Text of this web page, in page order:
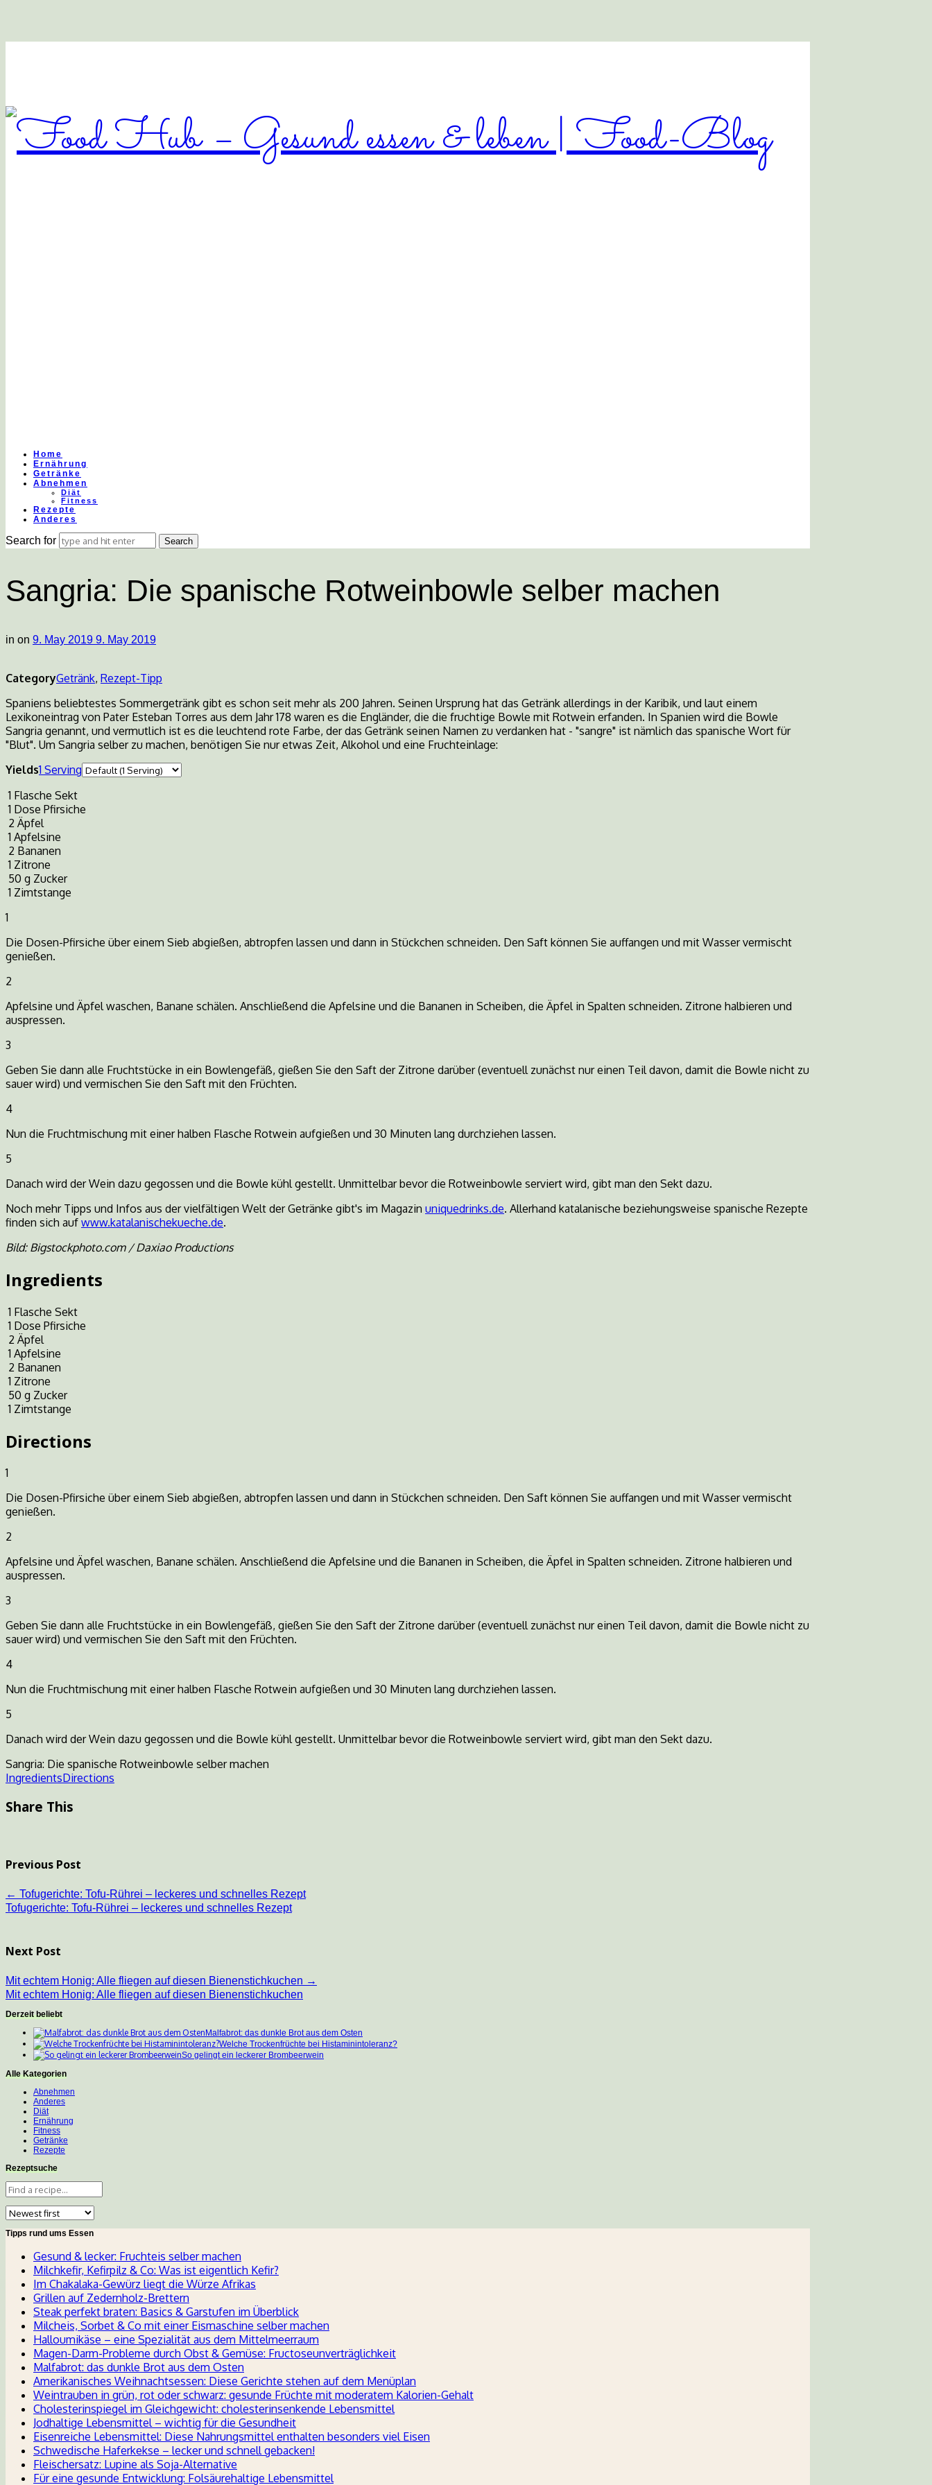
Food
&
leben
|
Food-
Blog
Home
Ernährung
Getränke
Abnehmen
Diät
Fitness
Rezepte
Anderes
Search for
Sangria: Die spanische Rotweinbowle selber machen
in on 9. May 2019 9. May 2019
CategoryGetränk, Rezept-Tipp
Spaniens beliebtestes Sommergetränk gibt es schon seit mehr als 200 Jahren. Seinen Ursprung hat das Getränk allerdings in der Karibik, und laut einem
Lexikoneintrag von Pater Esteban Torres aus dem Jahr 178 waren es die Engländer, die die fruchtige Bowle mit Rotwein erfanden. In Spanien wird die Bowle
Sangria genannt, und vermutlich ist es die leuchtend rote Farbe, der das Getränk seinen Namen zu verdanken hat - "sangre" ist nämlich das spanische Wort für
"Blut". Um Sangria selber zu machen, benötigen Sie nur etwas Zeit, Alkohol und eine Fruchteinlage:
Yields1 Serving
1 Flasche Sekt
1 Dose Pfirsiche
2 Äpfel
1 Apfelsine
2 Bananen
1 Zitrone
50 g Zucker
1 Zimtstange
1
Die Dosen-Pfirsiche über einem Sieb abgießen, abtropfen lassen und dann in Stückchen schneiden. Den Saft können Sie auffangen und mit Wasser vermischt
genießen.
2
Apfelsine und Äpfel waschen, Banane schälen. Anschließend die Apfelsine und die Bananen in Scheiben, die Äpfel in Spalten schneiden. Zitrone halbieren und
auspressen.
3
Geben Sie dann alle Fruchtstücke in ein Bowlengefäß, gießen Sie den Saft der Zitrone darüber (eventuell zunächst nur einen Teil davon, damit die Bowle nicht zu
sauer wird) und vermischen Sie den Saft mit den Früchten.
4
Nun die Fruchtmischung mit einer halben Flasche Rotwein aufgießen und 30 Minuten lang durchziehen lassen.
5
Danach wird der Wein dazu gegossen und die Bowle kühl gestellt. Unmittelbar bevor die Rotweinbowle serviert wird, gibt man den Sekt dazu.
Noch mehr Tipps und Infos aus der vielfältigen Welt der Getränke gibt's im Magazin uniquedrinks.de. Allerhand katalanische beziehungsweise spanische Rezepte
finden sich auf www.katalanischekueche.de.
Bild: Bigstockphoto.com / Daxiao Productions
Ingredients
1 Flasche Sekt
1 Dose Pfirsiche
2 Äpfel
1 Apfelsine
2 Bananen
1 Zitrone
50 g Zucker
1 Zimtstange
Directions
1
Die Dosen-Pfirsiche über einem Sieb abgießen, abtropfen lassen und dann in Stückchen schneiden. Den Saft können Sie auffangen und mit Wasser vermischt
genießen.
2
Apfelsine und Äpfel waschen, Banane schälen. Anschließend die Apfelsine und die Bananen in Scheiben, die Äpfel in Spalten schneiden. Zitrone halbieren und
auspressen.
3
Geben Sie dann alle Fruchtstücke in ein Bowlengefäß, gießen Sie den Saft der Zitrone darüber (eventuell zunächst nur einen Teil davon, damit die Bowle nicht zu
sauer wird) und vermischen Sie den Saft mit den Früchten.
4
Nun die Fruchtmischung mit einer halben Flasche Rotwein aufgießen und 30 Minuten lang durchziehen lassen.
5
Danach wird der Wein dazu gegossen und die Bowle kühl gestellt. Unmittelbar bevor die Rotweinbowle serviert wird, gibt man den Sekt dazu.
Sangria: Die spanische Rotweinbowle selber machen
IngredientsDirections
Share This
Previous Post
← Tofugerichte: Tofu-Rührei – leckeres und schnelles Rezept
Tofugerichte: Tofu-Rührei – leckeres und schnelles Rezept
Next Post
Mit echtem Honig: Alle fliegen auf diesen Bienenstichkuchen →
Mit echtem Honig: Alle fliegen auf diesen Bienenstichkuchen
Derzeit beliebt
Malfabrot: das dunkle Brot aus dem Osten
Welche Trockenfrüchte bei Histaminintoleranz?
So gelingt ein leckerer Brombeerwein
Alle Kategorien
Abnehmen
Anderes
Diät
Ernährung
Fitness
Getränke
Rezepte
Rezeptsuche
Tipps rund ums Essen
Gesund & lecker: Fruchteis selber machen
Milchkefir, Kefirpilz & Co: Was ist eigentlich Kefir?
Im Chakalaka-Gewürz liegt die Würze Afrikas
Grillen auf Zedernholz-Brettern
Steak perfekt braten: Basics & Garstufen im Überblick
Milcheis, Sorbet & Co mit einer Eismaschine selber machen
Halloumikäse – eine Spezialität aus dem Mittelmeerraum
Magen-Darm-Probleme durch Obst & Gemüse: Fructoseunverträglichkeit
Malfabrot: das dunkle Brot aus dem Osten
Amerikanisches Weihnachtsessen: Diese Gerichte stehen auf dem Menüplan
Weintrauben in grün, rot oder schwarz: gesunde Früchte mit moderatem Kalorien-Gehalt
Cholesterinspiegel im Gleichgewicht: cholesterinsenkende Lebensmittel
Jodhaltige Lebensmittel – wichtig für die Gesundheit
Eisenreiche Lebensmittel: Diese Nahrungsmittel enthalten besonders viel Eisen
Schwedische Haferkekse – lecker und schnell gebacken!
Fleischersatz: Lupine als Soja-Alternative
Für eine gesunde Entwicklung: Folsäurehaltige Lebensmittel